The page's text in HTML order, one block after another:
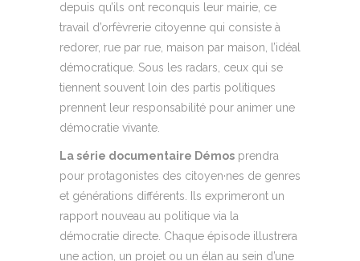
depuis qu’ils ont reconquis leur mairie, ce
travail d’orfèvrerie citoyenne qui consiste à
redorer, rue par rue, maison par maison, l’idéal
démocratique. Sous les radars, ceux qui se
tiennent souvent loin des partis politiques
prennent leur responsabilité pour animer une
démocratie vivante.
La série documentaire Démos prendra
pour protagonistes des citoyen·nes de genres
et générations différents. Ils exprimeront un
rapport nouveau au politique via la
démocratie directe. Chaque épisode illustrera
une action, un projet ou un élan au sein d’une